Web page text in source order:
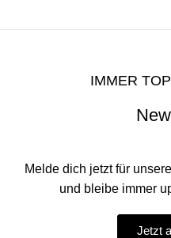
IMMER
Melde dich jetzt für
und bleibe immer
Jetzt